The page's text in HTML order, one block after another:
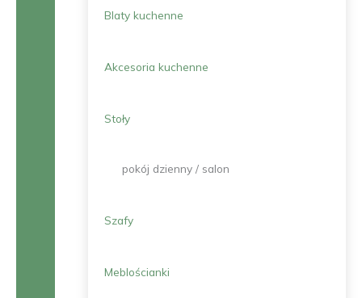
Blaty kuchenne
Akcesoria kuchenne
Stoły
pokój dzienny / salon
Szafy
Meblościanki